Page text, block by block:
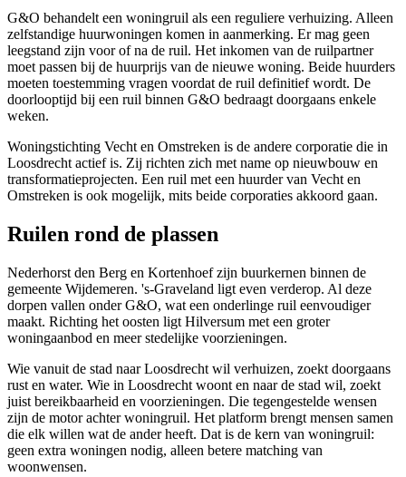
G&O behandelt een woningruil als een reguliere verhuizing. Alleen
zelfstandige huurwoningen komen in aanmerking. Er mag geen
leegstand zijn voor of na de ruil. Het inkomen van de ruilpartner
moet passen bij de huurprijs van de nieuwe woning. Beide huurders
moeten toestemming vragen voordat de ruil definitief wordt. De
doorlooptijd bij een ruil binnen G&O bedraagt doorgaans enkele
weken.
Woningstichting Vecht en Omstreken is de andere corporatie die in
Loosdrecht actief is. Zij richten zich met name op nieuwbouw en
transformatieprojecten. Een ruil met een huurder van Vecht en
Omstreken is ook mogelijk, mits beide corporaties akkoord gaan.
Ruilen rond de plassen
Nederhorst den Berg en Kortenhoef zijn buurkernen binnen de
gemeente Wijdemeren. 's-Graveland ligt even verderop. Al deze
dorpen vallen onder G&O, wat een onderlinge ruil eenvoudiger
maakt. Richting het oosten ligt Hilversum met een groter
woningaanbod en meer stedelijke voorzieningen.
Wie vanuit de stad naar Loosdrecht wil verhuizen, zoekt doorgaans
rust en water. Wie in Loosdrecht woont en naar de stad wil, zoekt
juist bereikbaarheid en voorzieningen. Die tegengestelde wensen
zijn de motor achterwoningruil. Het platform brengt mensen samen
die elk willen wat de ander heeft. Dat is de kern van woningruil:
geen extra woningen nodig, alleen betere matching van
woonwensen.